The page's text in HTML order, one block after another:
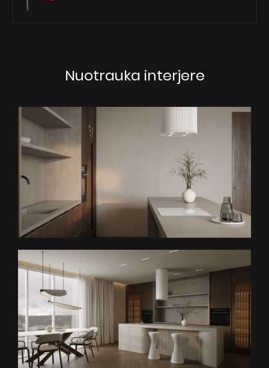
Nuotrauka interjere